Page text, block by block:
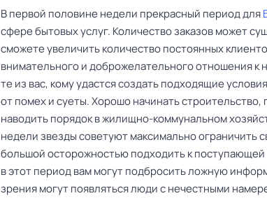
В первой половине недели прекрасный период для
сфере бытовых услуг. Количество заказов может
сможете увеличить количество постоянных
внимательного и доброжелательного отношения к
те из вас, кому удастся создать подходящие
от помех и суеты. Хорошо начинать
наводить порядок в жилищно-коммунальном
недели звезды советуют максимально ограничить
большой осторожностью подходить к
в этот период вам могут подбросить ложную
зрения могут появляться люди с нечестными